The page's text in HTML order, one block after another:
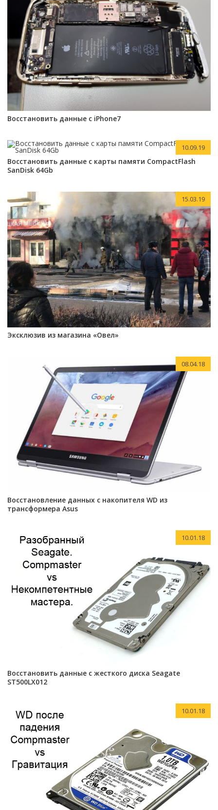
Восстановить данные c iPhone7
10.09.19
Восстановить данные с карты памяти СompactFlash
SanDisk 64Gb
15.03.19
Эксклюзив из магазина «Овел»
08.04.18
Восстановление данных с накопителя WD из
трансформера Asus
10.01.18
Восстановить данные с жесткого диска Seagate
ST500LX012
10.01.18